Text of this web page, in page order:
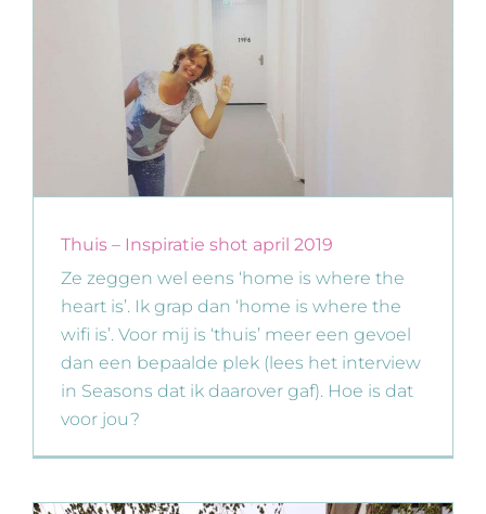
Thuis – Inspiratie shot april 2019
Ze zeggen wel eens ‘home is where the
heart is’. Ik grap dan ‘home is where the
wifi is’. Voor mij is ‘thuis’ meer een gevoel
dan een bepaalde plek (lees het interview
in Seasons dat ik daarover gaf). Hoe is dat
voor jou?